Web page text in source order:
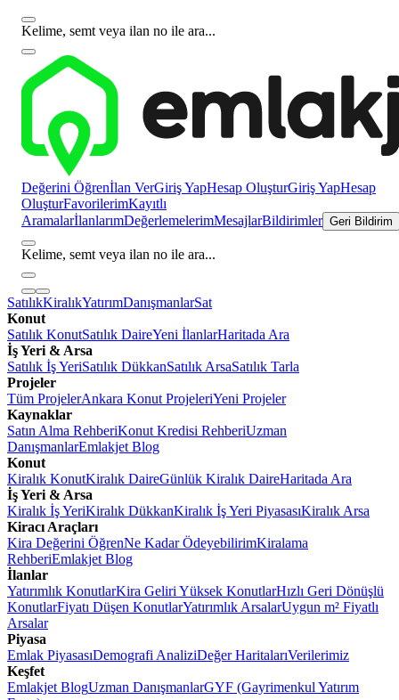
Kelime, semt veya ilan no ile ara...
Değerini Öğrenİlan VerGiriş YapHesap OluşturGiriş YapHesap
OluşturFavorilerimKayıtlı
AramalarİlanlarımDeğerlemelerimMesajlarBildirimler Geri Bildirim
Kelime, semt veya ilan no ile ara...
SatılıkKiralıkYatırımDanışmanlarSat
Konut
Satılık KonutSatılık DaireYeni İlanlarHaritada Ara
İş Yeri & Arsa
Satılık İş YeriSatılık DükkanSatılık ArsaSatılık Tarla
Projeler
Tüm ProjelerAnkara Konut ProjeleriYeni Projeler
Kaynaklar
Satın Alma RehberiKonut Kredisi RehberiUzman
DanışmanlarEmlakjet Blog
Konut
Kiralık KonutKiralık DaireGünlük Kiralık DaireHaritada Ara
İş Yeri & Arsa
Kiralık İş YeriKiralık DükkanKiralık İş Yeri PiyasasıKiralık Arsa
Kiracı Araçları
Kira Değerini ÖğrenNe Kadar ÖdeyebilirimKiralama
RehberiEmlakjet Blog
İlanlar
Yatırımlık KonutlarKira Geliri Yüksek KonutlarHızlı Geri Dönüşlü
KonutlarFiyatı Düşen KonutlarYatırımlık ArsalarUygun m² Fiyatlı
Arsalar
Piyasa
Emlak PiyasasıDemografi AnaliziDeğer HaritalarıVerilerimiz
Keşfet
Emlakjet BlogUzman DanışmanlarGYF (Gayrimenkul Yatırım